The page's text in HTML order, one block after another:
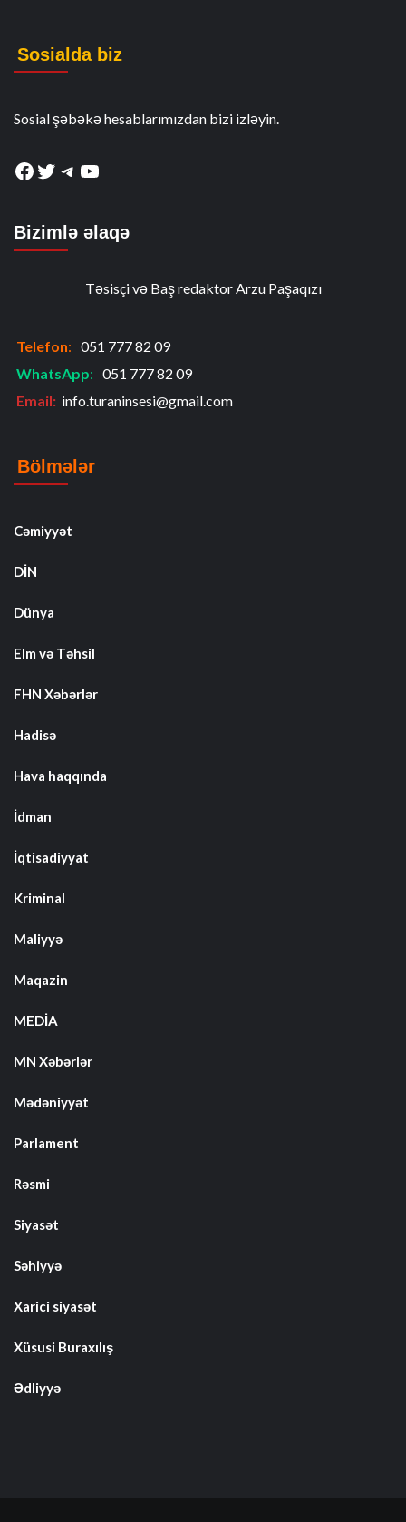
Sosialda biz
Sosial şəbəkə hesablarımızdan bizi izləyin.
Facebook
Twitter
Telegram
YouTube
Bizimlə əlaqə
Təsisçi və Baş redaktor Arzu Paşaqızı
Telefon: 051 777 82 09
WhatsApp: 051 777 82 09
Email: info.turaninsesi@gmail.com
Bölmələr
Cəmiyyət
DİN
Dünya
Elm və Təhsil
FHN Xəbərlər
Hadisə
Hava haqqında
İdman
İqtisadiyyat
Kriminal
Maliyyə
Maqazin
MEDİA
MN Xəbərlər
Mədəniyyət
Parlament
Rəsmi
Siyasət
Səhiyyə
Xarici siyasət
Xüsusi Buraxılış
Ədliyyə